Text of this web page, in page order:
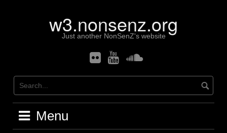
w3.nonsenz.org
Just another NonSenZ's website
Flickr YoutubeSoundcloud
Menu